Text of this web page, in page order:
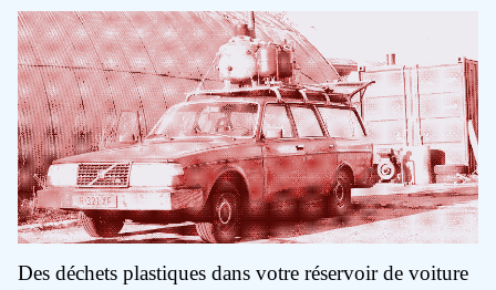
Des déchets plastiques dans votre réservoir de voiture